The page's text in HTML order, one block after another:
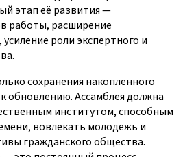
этап её развития —
работы, расширение
роли экспертного и
сохранения накопленного
обновлению. Ассамблея должна
институтом, способным
вовлекать молодежь и
гражданского общества.